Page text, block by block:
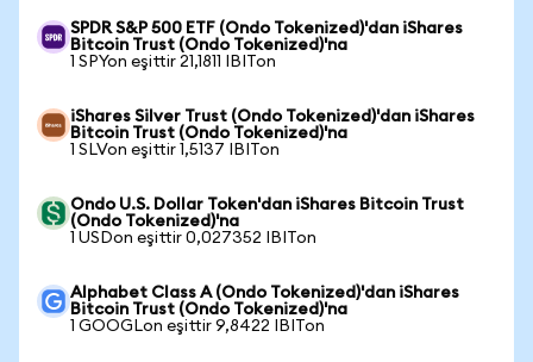
SPDR S&P 500 ETF (Ondo Tokenized)'dan iShares
Bitcoin Trust (Ondo Tokenized)'na
1 SPYon eşittir 21,1811 IBITon
iShares Silver Trust (Ondo Tokenized)'dan iShares
Bitcoin Trust (Ondo Tokenized)'na
1 SLVon eşittir 1,5137 IBITon
Ondo U.S. Dollar Token'dan iShares Bitcoin Trust
(Ondo Tokenized)'na
1 USDon eşittir 0,027352 IBITon
Alphabet Class A (Ondo Tokenized)'dan iShares
Bitcoin Trust (Ondo Tokenized)'na
1 GOOGLon eşittir 9,8422 IBITon